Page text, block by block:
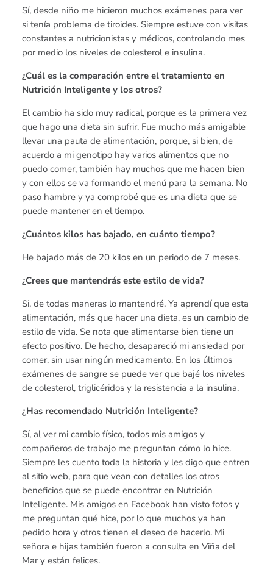
Sí, desde niño me hicieron muchos exámenes para ver
si tenía problema de tiroides. Siempre estuve con visitas
constantes a nutricionistas y médicos, controlando mes
por medio los niveles de colesterol e insulina.
¿Cuál es la comparación entre el tratamiento en
Nutrición Inteligente y los otros?
El cambio ha sido muy radical, porque es la primera vez
que hago una dieta sin sufrir. Fue mucho más amigable
llevar una pauta de alimentación, porque, si bien, de
acuerdo a mi genotipo hay varios alimentos que no
puedo comer, también hay muchos que me hacen bien
y con ellos se va formando el menú para la semana. No
paso hambre y ya comprobé que es una dieta que se
puede mantener en el tiempo.
¿Cuántos kilos has bajado, en cuánto tiempo?
He bajado más de 20 kilos en un periodo de 7 meses.
¿Crees que mantendrás este estilo de vida?
Si, de todas maneras lo mantendré. Ya aprendí que esta
alimentación, más que hacer una dieta, es un cambio de
estilo de vida. Se nota que alimentarse bien tiene un
efecto positivo. De hecho, desapareció mi ansiedad por
comer, sin usar ningún medicamento. En los últimos
exámenes de sangre se puede ver que bajé los niveles
de colesterol, triglicéridos y la resistencia a la insulina.
¿Has recomendado Nutrición Inteligente?
Sí, al ver mi cambio físico, todos mis amigos y
compañeros de trabajo me preguntan cómo lo hice.
Siempre les cuento toda la historia y les digo que entren
al sitio web, para que vean con detalles los otros
beneficios que se puede encontrar en Nutrición
Inteligente. Mis amigos en Facebook han visto fotos y
me preguntan qué hice, por lo que muchos ya han
pedido hora y otros tienen el deseo de hacerlo. Mi
señora e hijas también fueron a consulta en Viña del
Mar y están felices.